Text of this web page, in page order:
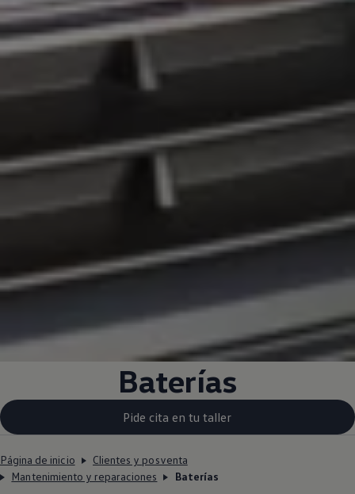
Baterías
Pide cita en tu taller
Página de inicio
Clientes y posventa
Mantenimiento y reparaciones
Baterías